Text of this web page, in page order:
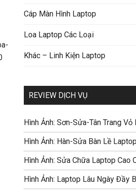
Cáp Màn Hình Laptop
Loa Laptop Các Loại
Khác – Linh Kiện Laptop
REVIEW DỊCH VỤ
Hình Ảnh: Sơn-Sửa-Tân Trang Vỏ
Hình Ảnh: Hàn-Sửa Bàn Lề Laptop
Hình Ảnh: Sửa Chữa Laptop Cao
Hình Ảnh: Laptop Lâu Ngày Đầy